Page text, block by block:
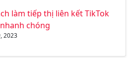
làm tiếp thị liên kết TikTok
chóng
2023